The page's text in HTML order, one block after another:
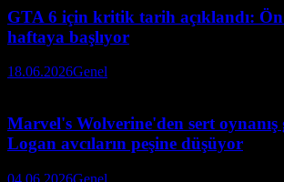
GTA 6 için kritik tarih açıklandı:
haftaya başlıyor
18.06.2026Genel
Marvel's Wolverine'den sert
Logan avcıların peşine düşüyor
04.06.2026Genel